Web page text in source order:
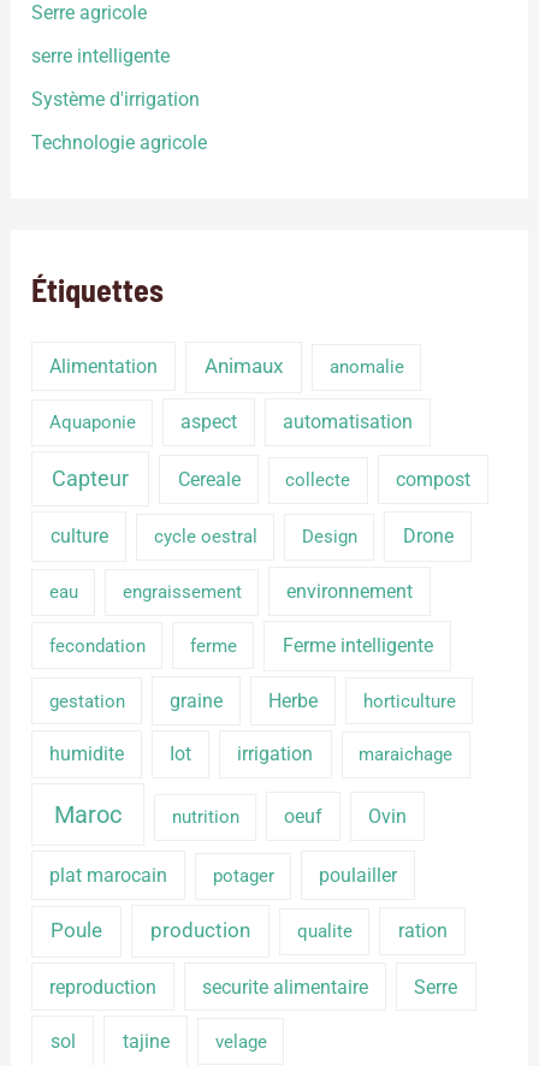
Serre agricole
serre intelligente
Système d'irrigation
Technologie agricole
Étiquettes
Alimentation Animaux anomalie
Aquaponie aspect automatisation
Capteur Cereale collecte compost
culture cycle oestral Design Drone
eau engraissement environnement
fecondation ferme Ferme intelligente
gestation graine Herbe horticulture
humidite Iot irrigation maraichage
Maroc nutrition oeuf Ovin
plat marocain potager poulailler
Poule production qualite ration
reproduction securite alimentaire Serre
sol tajine velage